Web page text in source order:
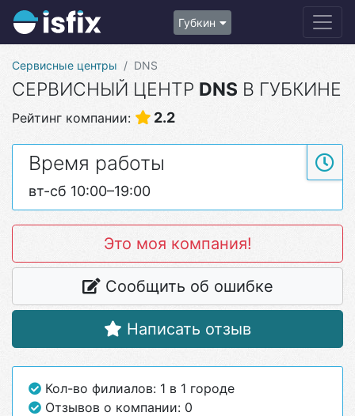
Губкин
Сервисные центры DNS
СЕРВИСНЫЙ ЦЕНТР DNS В ГУБКИНЕ
Рейтинг компании: 2.2
Время работы
вт-сб 10:00–19:00
Это моя компания!
Сообщить об ошибке
Написать отзыв
Кол-во филиалов: 1 в 1 городе
Отзывов о компании: 0